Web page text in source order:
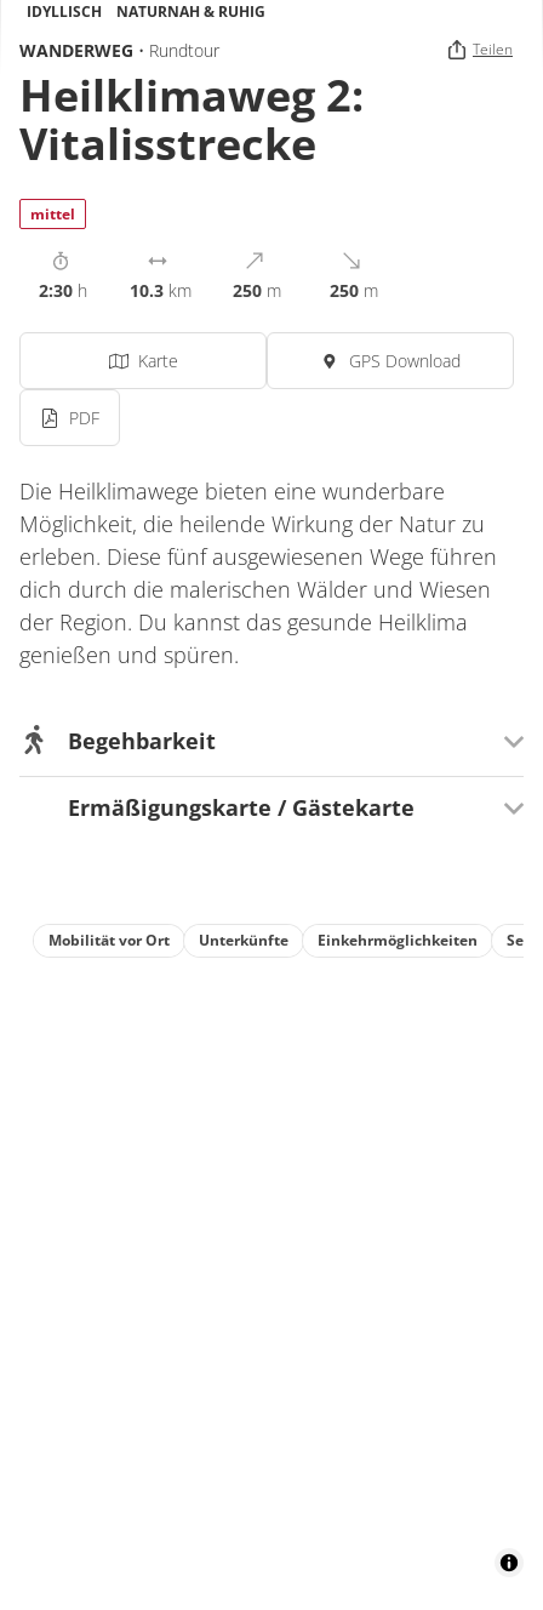
IDYLLISCH NATURNAH & RUHIG
WANDERWEG • Rundtour Teilen
Heilklimaweg 2:
Vitalisstrecke
mittel
2:30 h 10.3 km 250 m 250 m
Karte GPS Download
PDF
Die Heilklimawege bieten eine wunderbare
Möglichkeit, die heilende Wirkung der Natur zu
erleben. Diese fünf ausgewiesenen Wege führen
dich durch die malerischen Wälder und Wiesen
der Region. Du kannst das gesunde Heilklima
genießen und spüren.
Begehbarkeit
Wegeigenschaft
Ermäßigungskarte / Gästekarte
Mobilität vor Ort Unterkünfte Einkehrmöglichkeiten